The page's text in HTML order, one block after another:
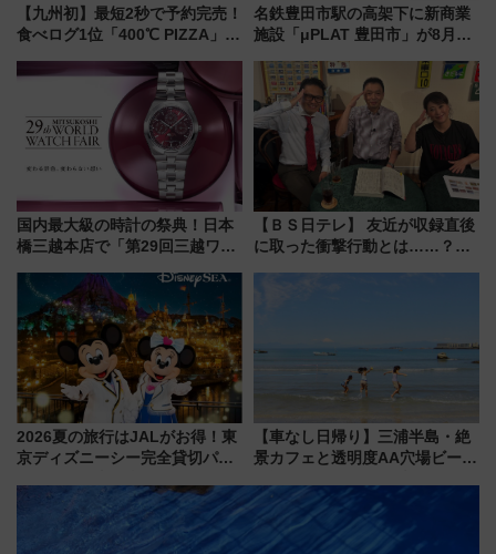
【九州初】最短2秒で予約完売！
食べログ1位「400℃ PIZZA」が
プン。もつ鍋風など限定メニュ
名鉄豊田市駅の高架下に新商業
施設「μPLAT 豊田市」が8月26
たな玄関口へ
国内最大級の時計の祭典！日本
橋三越本店で「第29回三越ワー
【2026年8月5日～25日】
【ＢＳ日テレ】 友近が収録直後
に取った衝撃行動とは……？
で極上の夏祭り鉄道旅を放送
2026夏の旅行はJALがお得！東
京ディズニーシー完全貸切パー
ーン始まる 条件は「夏の国内
線に2回搭乗」
【車なし日帰り】三浦半島・絶
景カフェと透明度AA穴場ビーチ
用してストレスフリー旅へ行こ
う！